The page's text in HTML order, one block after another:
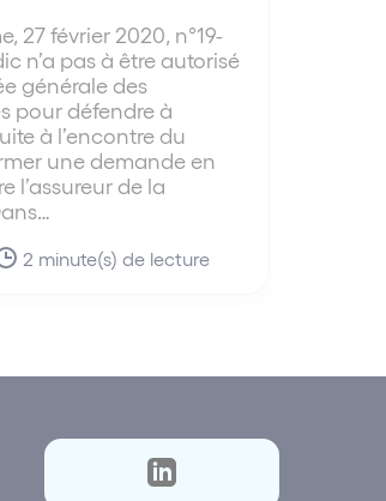
27 février 2020, n°19-
n’a pas à être autorisé
générale des
pour défendre à
à l’encontre du
une demande en
l’assureur de la
2 minute(s) de lecture